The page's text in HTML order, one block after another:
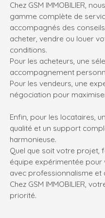
Chez GSM IMMOBILIER,
gamme complète de
accompagnés des
acheter, vendre ou louer
conditions.
Pour les acheteurs, une
accompagnement
Pour les vendeurs, une
négociation pour
Enfin, pour les locataires,
qualité et un support
harmonieuse.
Quel que soit votre projet,
équipe expérimentée pour
avec professionnalisme et
Chez GSM IMMOBILIER,
priorité.